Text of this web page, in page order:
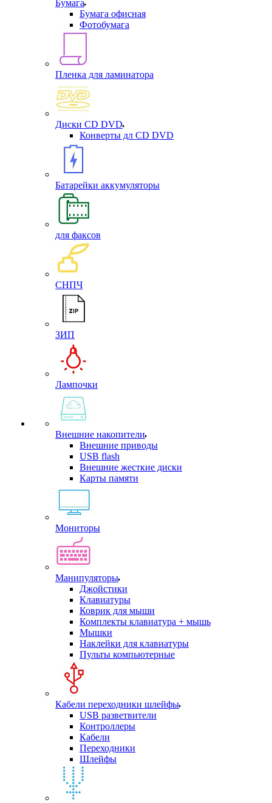
Бумага
Бумага офисная
Фотобумага
Пленка для ламинатора
Диски CD DVD
Конверты дл CD DVD
Батарейки аккумуляторы
для факсов
СНПЧ
ЗИП
Лампочки
Внешние накопители
Внешние приводы
USB flash
Внешние жесткие диски
Карты памяти
Мониторы
Манипуляторы
Джойстики
Клавиатуры
Коврик для мыши
Комплекты клавиатура + мышь
Мышки
Наклейки для клавиатуры
Пульты компьютерные
Кабели переходники шлейфы
USB разветвители
Контроллеры
Кабели
Переходники
Шлейфы